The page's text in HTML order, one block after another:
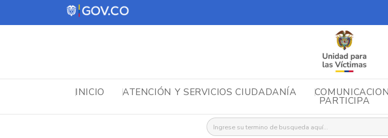
INICIO ATENCIÓN Y SERVICIOS CIUDADANÍA
PARTICIPA
Buscar: